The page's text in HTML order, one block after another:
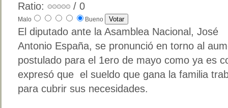
Ratio: / 0
Malo Bueno
El diputado ante la Asamblea Nacional, José
Antonio España, se pronunció en torno al
postulado para el 1ero de mayo como ya es
expresó que el sueldo que gana la familia
para cubrir sus necesidades.